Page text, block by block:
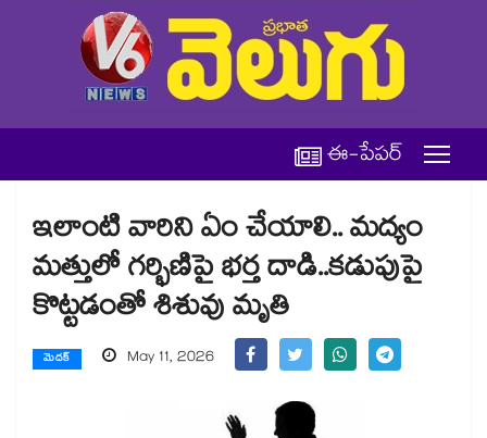
ఈ-పేపర్
ఇలాంటి వారిని ఏం చేయాలి.. మద్యం
మత్తులో గర్భిణిపై భర్త దాడి..కడుపుపై
కొట్టడంతో శిశువు మృతి
మెదక్ May 11, 2026